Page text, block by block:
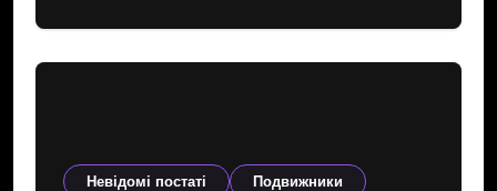
Невідомі постаті Подвижники